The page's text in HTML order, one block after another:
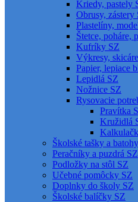
Kriedy, pastely
Obrusy, zástery
Plastelíny,
Štetce, poháre,
Kufríky SZ
Výkresy,
Papier, lepiace
Lepidlá SZ
Nožnice SZ
Rysovacie
Pravítka
Kružidlá
Školské tašky a
Peračníky a puzdrá SZ
Podložky na stôl SZ
Učebné pomôcky SZ
Doplnky do školy SZ
Školské balíčky SZ